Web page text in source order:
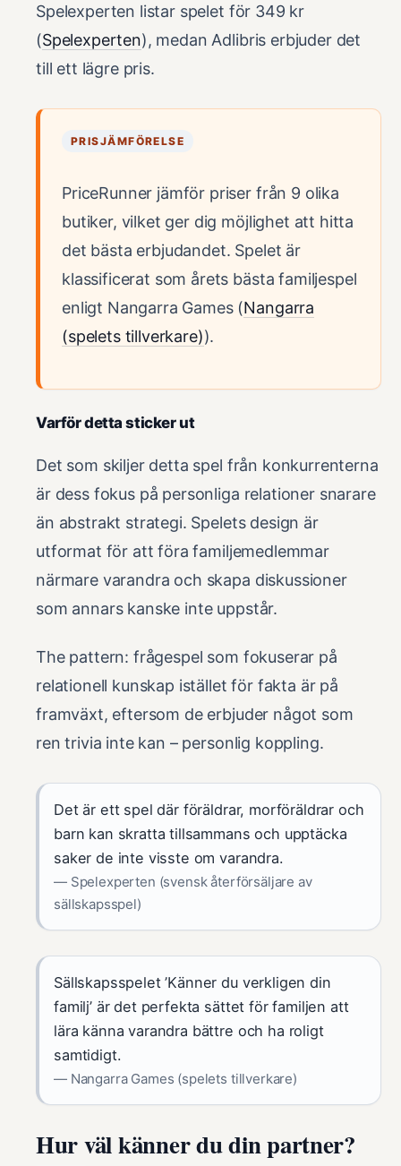
Spelexperten listar spelet för 349 kr
(Spelexperten), medan Adlibris erbjuder det
till ett lägre pris.
PRISJÄMFÖRELSE
PriceRunner jämför priser från 9 olika
butiker, vilket ger dig möjlighet att hitta
det bästa erbjudandet. Spelet är
klassificerat som årets bästa familjespel
enligt Nangarra Games (Nangarra
(spelets tillverkare)).
Varför detta sticker ut
Det som skiljer detta spel från konkurrenterna
är dess fokus på personliga relationer snarare
än abstrakt strategi. Spelets design är
utformat för att föra familjemedlemmar
närmare varandra och skapa diskussioner
som annars kanske inte uppstår.
The pattern: frågespel som fokuserar på
relationell kunskap istället för fakta är på
framväxt, eftersom de erbjuder något som
ren trivia inte kan – personlig koppling.
Det är ett spel där föräldrar, morföräldrar och
barn kan skratta tillsammans och upptäcka
saker de inte visste om varandra.
— Spelexperten (svensk återförsäljare av
sällskapsspel)
Sällskapsspelet ’Känner du verkligen din
familj’ är det perfekta sättet för familjen att
lära känna varandra bättre och ha roligt
samtidigt.
— Nangarra Games (spelets tillverkare)
Hur väl känner du din partner?